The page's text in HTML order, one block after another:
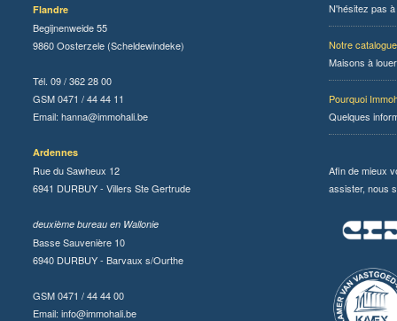
Flandre
Begijnenweide 55
9860 Oosterzele (Scheldewindeke)
Tél. 09 / 362 28 00
GSM 0471 / 44 44 11
Email: hanna@immohali.be
Ardennes
Rue du Sawheux 12
6941 DURBUY - Villers Ste Gertrude
deuxième bureau en Wallonie
Basse Sauvenière 10
6940 DURBUY - Barvaux s/Ourthe
GSM 0471 / 44 44 00
Email: info@immohali.be
N'hésitez pas
Notre catalogue
Maisons à
Pourquoi
Quelques
Afin de mieux
assister, nous